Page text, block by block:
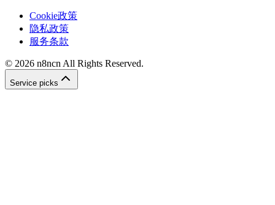
Cookie政策
隐私政策
服务条款
© 2026 n8ncn All Rights Reserved.
Service picks